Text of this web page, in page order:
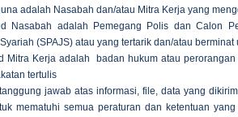
adalah Nasabah dan/atau Mitra Kerja yang
Nasabah adalah Pemegang Polis dan Calon
(SPAJS) atau yang tertarik dan/atau
Mitra Kerja adalah badan hukum atau
tertulis
jawab atas informasi, file, data yang
mematuhi semua peraturan dan ketentuan